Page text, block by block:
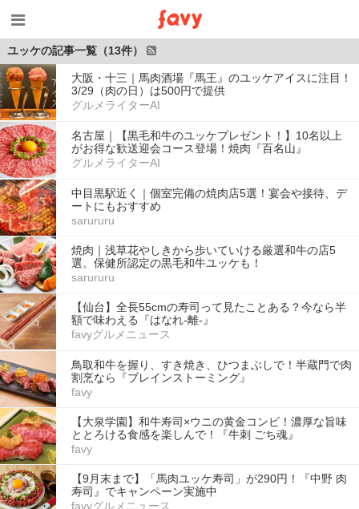
ユッケの記事一覧（13件）
大阪・十三｜馬肉酒場『馬王』のユッケアイスに注目！
3/29（肉の日）は500円で提供
グルメライターAI
名古屋｜【黒毛和牛のユッケプレゼント！】10名以上
がお得な歓送迎会コース登場！焼肉『百名山』
グルメライターAI
中目黒駅近く｜個室完備の焼肉店5選！宴会や接待、デ
ートにもおすすめ
sarururu
焼肉｜浅草花やしきから歩いていける厳選和牛の店5
選。保健所認定の黒毛和牛ユッケも！
sarururu
【仙台】全長55cmの寿司って見たことある？今なら半
額で味わえる『はなれ-離-』
favyグルメニュース
鳥取和牛を握り、すき焼き、ひつまぶしで！半蔵門で肉
割烹なら『ブレインストーミング』
favy
【大泉学園】和牛寿司×ウニの黄金コンビ！濃厚な旨味
ととろける食感を楽しんで！『牛刺 ごち魂』
favy
【9月末まで】「馬肉ユッケ寿司」が290円！『中野 肉
寿司』でキャンペーン実施中
favyグルメニュース